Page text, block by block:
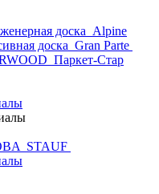
доска Alpine
доска Gran Parte
Паркет-Стар
STAUF